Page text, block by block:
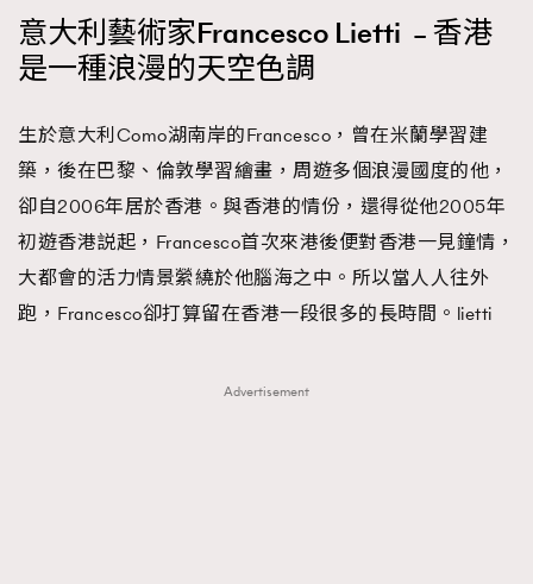
意大利藝術家Francesco Lietti – 香港
是一種浪漫的天空色調
生於意大利Como湖南岸的Francesco，曾在米蘭學習建
築，後在巴黎、倫敦學習繪畫，周遊多個浪漫國度的他，
卻自2006年居於香港。與香港的情份，還得從他2005年
初遊香港説起，Francesco首次來港後便對香港一見鐘情，
大都會的活力情景縈繞於他腦海之中。所以當人人往外
跑，Francesco卻打算留在香港一段很多的長時間。lietti
Advertisement